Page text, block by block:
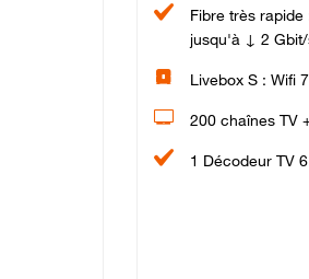
Fibre très rapide
jusqu'à ↓ 2
Livebox S : Wifi 7
200 chaînes TV
1 Décodeur TV 6